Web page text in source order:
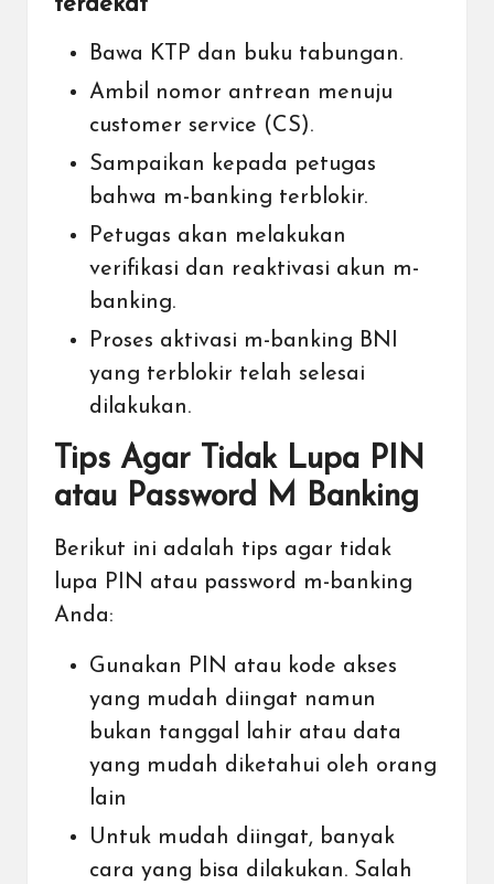
Bawa KTP dan buku tabungan.
Ambil nomor antrean menuju
customer service (CS).
Sampaikan kepada petugas
bahwa m-banking terblokir.
Petugas akan melakukan
verifikasi dan reaktivasi akun m-
banking.
Proses aktivasi m-banking BNI
yang terblokir telah selesai
dilakukan.
Tips Agar Tidak Lupa PIN
atau Password M Banking
Berikut ini adalah tips agar tidak
lupa PIN atau password m-banking
Anda:
Gunakan PIN atau kode akses
yang mudah diingat namun
bukan tanggal lahir atau data
yang mudah diketahui oleh orang
lain
Untuk mudah diingat, banyak
cara yang bisa dilakukan. Salah